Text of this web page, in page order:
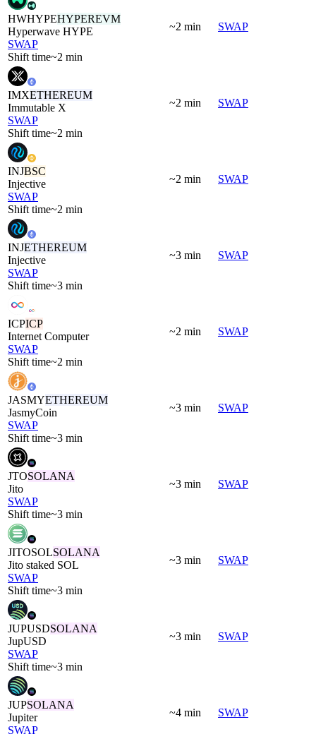
HWHYPEHYPEREVM
Hyperwave HYPE
SWAP
Shift time~2 min
~2 min SWAP
IMXETHEREUM
Immutable X
SWAP
Shift time~2 min
~2 min SWAP
INJBSC
Injective
SWAP
Shift time~2 min
~2 min SWAP
INJETHEREUM
Injective
SWAP
Shift time~3 min
~3 min SWAP
ICPICP
Internet Computer
SWAP
Shift time~2 min
~2 min SWAP
JASMYETHEREUM
JasmyCoin
SWAP
Shift time~3 min
~3 min SWAP
JTOSOLANA
Jito
SWAP
Shift time~3 min
~3 min SWAP
JITOSOLSOLANA
Jito staked SOL
SWAP
Shift time~3 min
~3 min SWAP
JUPUSDSOLANA
JupUSD
SWAP
Shift time~3 min
~3 min SWAP
JUPSOLANA
Jupiter
SWAP
~4 min SWAP